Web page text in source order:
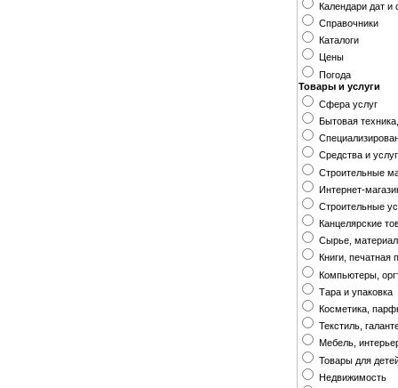
Календари дат и
Справочники
Каталоги
Цены
Погода
Товары и услуги
Cфера услуг
Бытовая
Средства и
Строительные
Интернет-
Строительные
Канцелярские
Сырье,
Книги, печатная
Компьютеры,
Тара и упаковка
Косметика,
Текстиль,
Мебель,
Товары для
Недвижимость